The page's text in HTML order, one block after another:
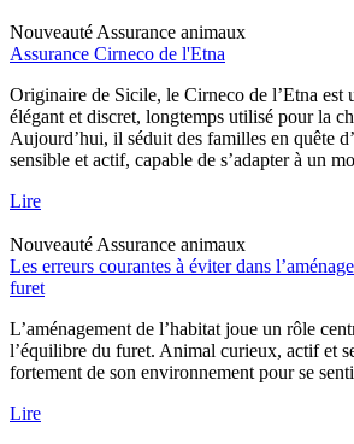
Nouveauté Assurance animaux
Assurance Cirneco de l'Etna
Originaire de Sicile, le Cirneco de l’Etna est
élégant et discret, longtemps utilisé pour la
Aujourd’hui, il séduit des familles en quête
sensible et actif, capable de s’adapter à un
Lire
Nouveauté Assurance animaux
Les erreurs courantes à éviter dans
furet
L’aménagement de l’habitat joue un rôle
l’équilibre du furet. Animal curieux, actif et
fortement de son environnement pour se
Lire